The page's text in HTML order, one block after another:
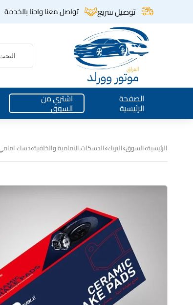
توصيل سريع تواصل معنا واحنا بالخدمة
الصفحة
الرئيسية
اشتري من
السوق
الرئيسية السوق البريك الدسكات الامامية والخلفية دسك امامي | 2248 | دبل لنك | ترافرس